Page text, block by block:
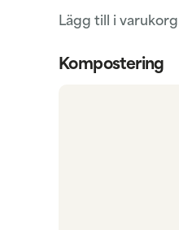
Lägg till i varukorg
Kompostering